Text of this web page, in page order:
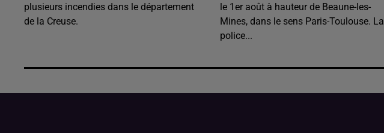
plusieurs incendies dans le département
de la Creuse.
le 1er août à hauteur de Beaune-les-
Mines, dans le sens Paris-Toulouse. La
police...